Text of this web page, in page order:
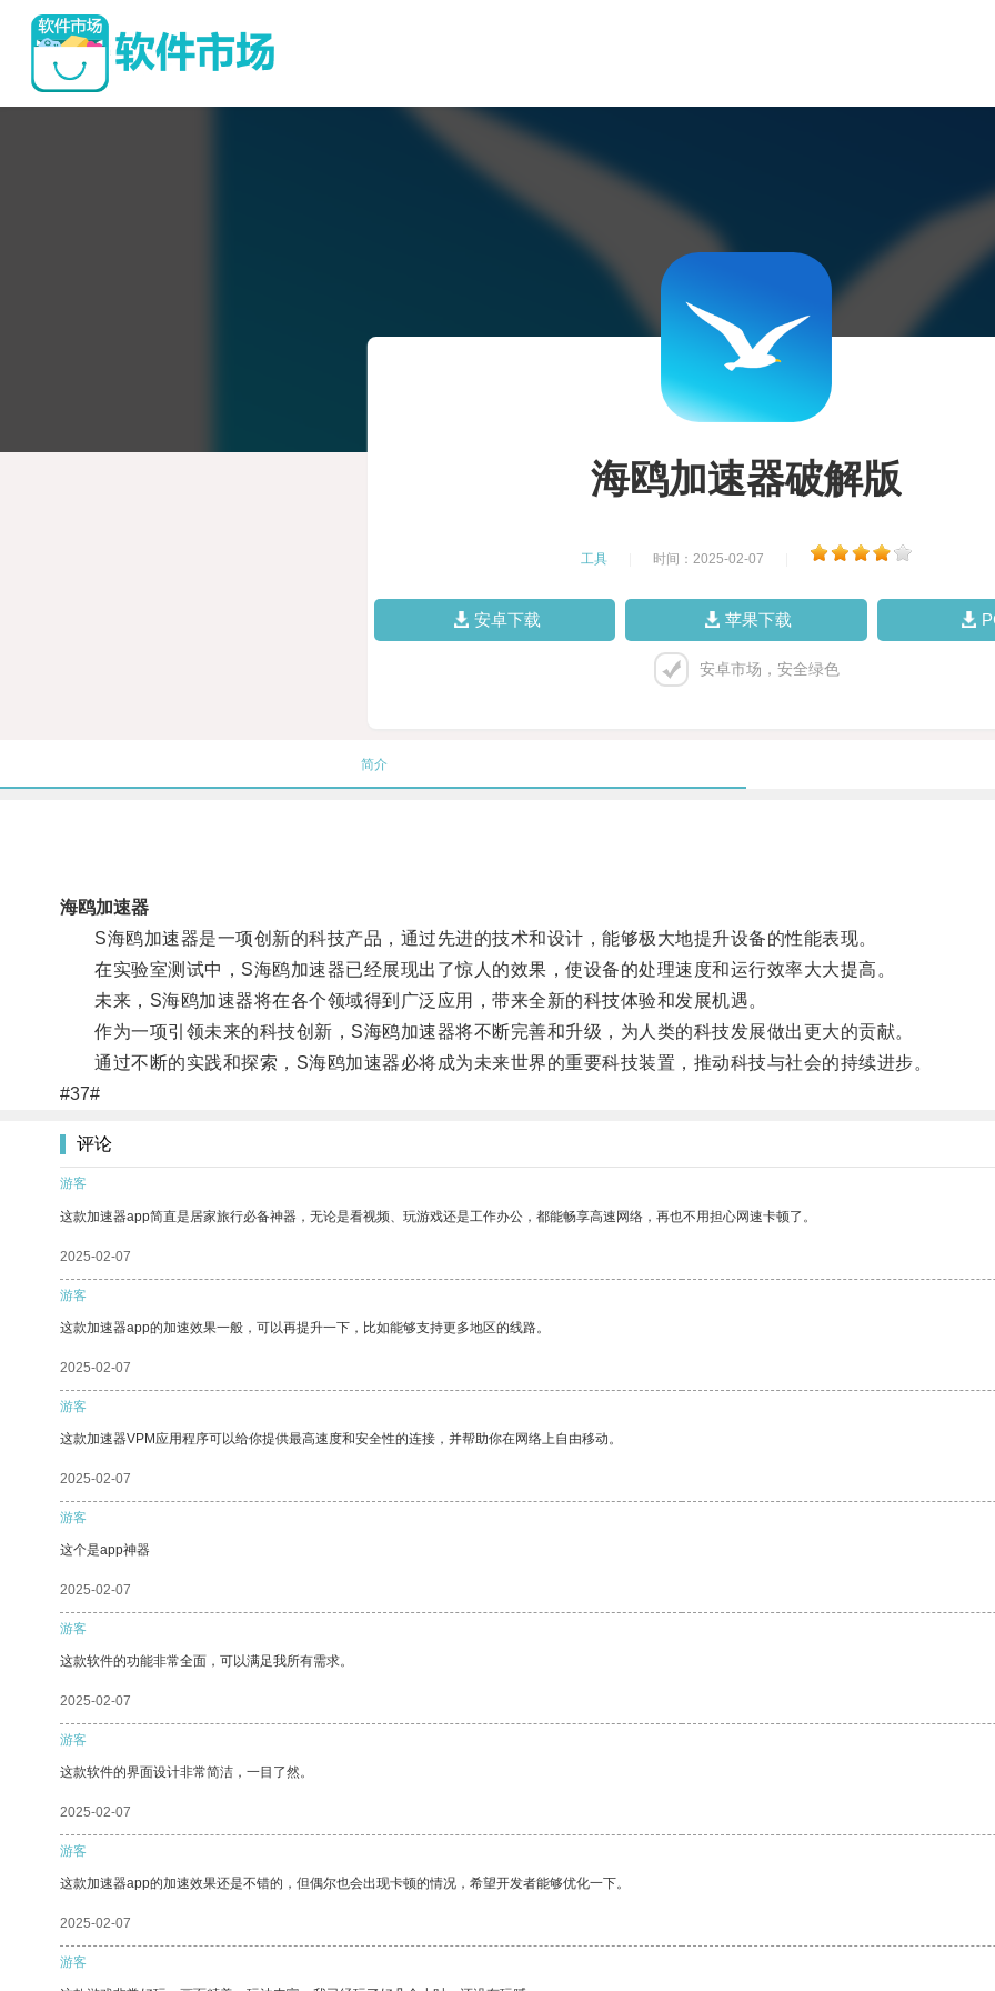
海鸥加速器破解版
工具 时间：2025-02-07
安卓下载 苹果下载
安卓市场，安全绿色
简介
海鸥加速器
S海鸥加速器是一项创新的科技产品，通过先进的技术和设计，能够极大地提升设备的性能表现。
在实验室测试中，S海鸥加速器已经展现出了惊人的效果，使设备的处理速度和运行效率大大提高。
未来，S海鸥加速器将在各个领域得到广泛应用，带来全新的科技体验和发展机遇。
作为一项引领未来的科技创新，S海鸥加速器将不断完善和升级，为人类的科技发展做出更大的贡献。
通过不断的实践和探索，S海鸥加速器必将成为未来世界的重要科技装置，推动科技与社会的持续进步。
#37#
评论
游客
这款加速器app简直是居家旅行必备神器，无论是看视频、玩游戏还是工作办公，都能畅享高速网络，再也不用担心网速卡顿了。
2025-02-07
游客
这款加速器app的加速效果一般，可以再提升一下，比如能够支持更多地区的线路。
2025-02-07
游客
这款加速器VPM应用程序可以给你提供最高速度和安全性的连接，并帮助你在网络上自由移动。
2025-02-07
游客
这个是app神器
2025-02-07
游客
这款软件的功能非常全面，可以满足我所有需求。
2025-02-07
游客
这款软件的界面设计非常简洁，一目了然。
2025-02-07
游客
这款加速器app的加速效果还是不错的，但偶尔也会出现卡顿的情况，希望开发者能够优化一下。
2025-02-07
游客